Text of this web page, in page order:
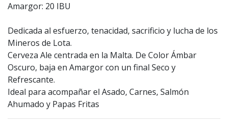
Amargor: 20 IBU
Dedicada al esfuerzo, tenacidad, sacrificio y lucha de los
Mineros de Lota.
Cerveza Ale centrada en la Malta. De Color Ámbar
Oscuro, baja en Amargor con un final Seco y
Refrescante.
Ideal para acompañar el Asado, Carnes, Salmón
Ahumado y Papas Fritas